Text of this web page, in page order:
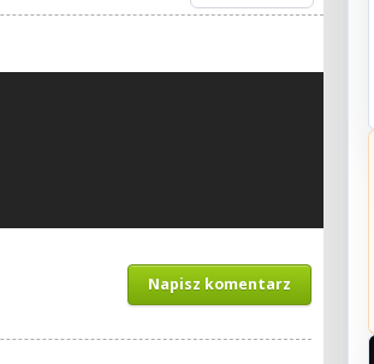
Napisz komentarz